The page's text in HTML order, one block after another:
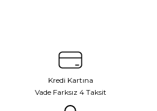
Kredi Kartına
Vade Farksız 4 Taksit